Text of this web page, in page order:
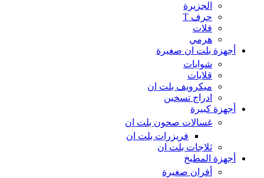
الجزيرة
حرف T
فلات
هرمي
أجهزة بلت ان صغيرة
شوايات
قلايات
ميكرويف بلت ان
ادراج تسخين
أجهزة كبيرة
غسالات صحون بلت ان
فريزرات بلت ان
ثلاجات بلت ان
أجهزة المطبخ
أفران صغيرة